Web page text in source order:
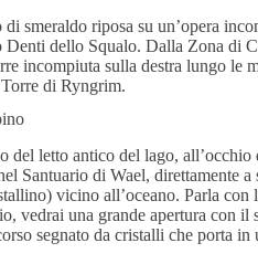
di smeraldo riposa su un’opera
Denti dello Squalo. Dalla Zona di
incompiuta sulla destra lungo le
di Ryngrim.
del letto antico del lago,
Santuario di Wael, direttamente
vicino all’oceano. Parla
vedrai una grande apertura con
segnato da cristalli che porta